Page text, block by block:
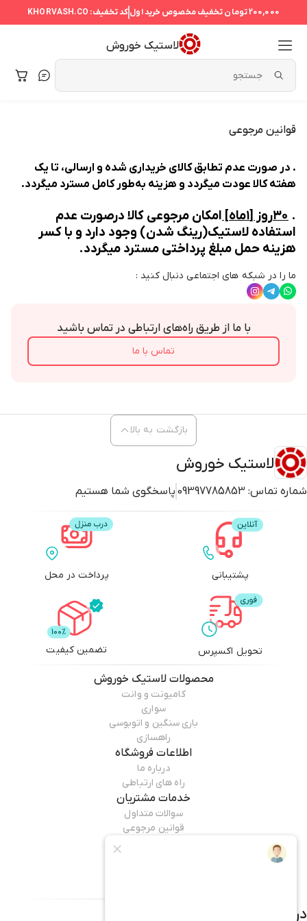
200,000 تومان تخفیف مخصوص خرید اولکد تخفیف: KHORVASH.CO
لاستیک خوروش
قوانین مرجوعی
. در صورت عدم تطابق کالای خریداری شده و ارسالی، تا یک
هفته کالا عودت میگردد و هزینه به‌طور کامل مسترد میگردد.
. ۳۰روز [۱ماه]
امکان مرجوعی کالا درصورت عدم
استفاده لاستیک(رینگ شدن) وجود دارد و با کسر
هزینه حمل مبلغ پرداختی مسترد میگردد.
ما را در شبکه های اجتماعی دنبال کنید :
با ما از طریق راه‌های ارتباطی در تماس باشید
تماس با ما
لاستیک خوروش
شماره تماس: 09397785853 پاسخگوی شما هستیم
بازگشت به بالا
پشتیبانی پرداخت در محل
تحویل اکسپرس تضمین کیفیت
محصولاتلاستیک خوروش
کامیونت و وانت
سواری
باری سنگین و اتوبوسی
راهسازی
اطلاعات فروشگاه
درباره ما
راه های ارتباطی
خدمات مشتریان
سوالات متداول
قوانین مرجوعی
درباره فروشگاه